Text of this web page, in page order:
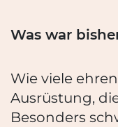
Was war
Wie viele
Ausrüstung,
Besonders